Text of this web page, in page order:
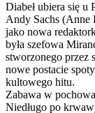
Diabeł ubiera się
Andy Sachs (Anne
jako nowa
była szefowa
stworzonego przez
nowe postacie
kultowego hitu.
Zabawa w
Niedługo po